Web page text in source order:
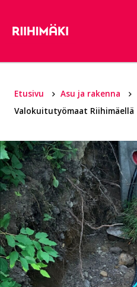
Etusivu Asu ja rakenna
Valokuitutyömaat Riihimäellä